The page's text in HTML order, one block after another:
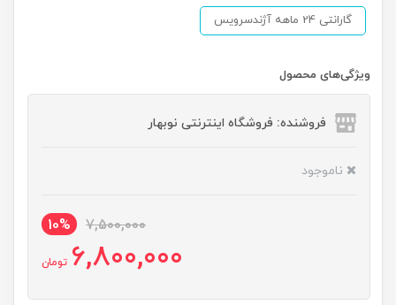
گارانتی 24 ماهه آژندسرویس
ویژگی‌های محصول
فروشنده: فروشگاه اینترنتی نوبهار
ناموجود
7,500,000
10%
6,800,000 تومان